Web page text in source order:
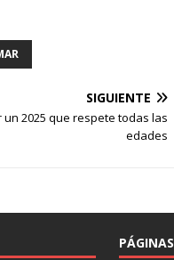
SIGUIENTE
un 2025 que respete todas las
edades
PÁGINAS